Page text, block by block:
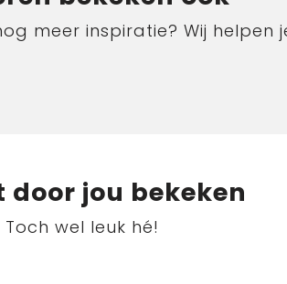
meer inspiratie? Wij helpen
door jou bekeken
Toch wel leuk hé!